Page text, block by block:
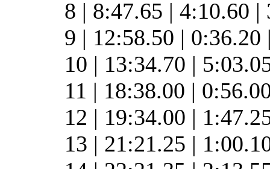
8 | 8:47.65 | 4:10.60 |
9 | 12:58.50 | 0:36.20
10 | 13:34.70 |
11 | 18:38.00 |
12 | 19:34.00 |
13 | 21:21.25 |